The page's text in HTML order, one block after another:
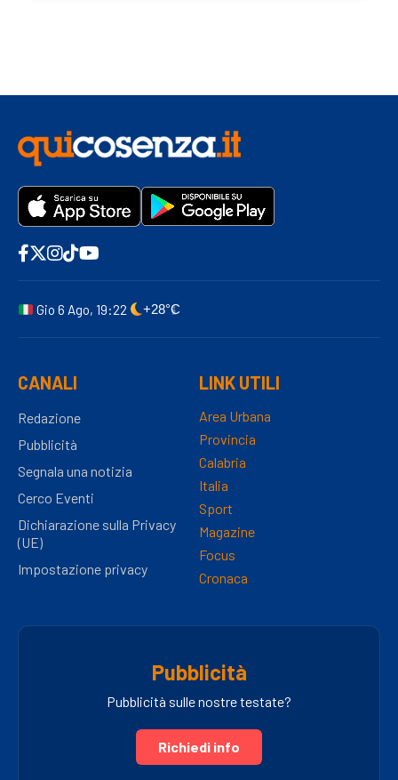
Gio 6 Ago, 19:22 +28°C
CANALI
Redazione
Pubblicità
Segnala una notizia
Cerco Eventi
Dichiarazione sulla Privacy
(UE)
Impostazione privacy
LINK UTILI
Area Urbana
Provincia
Calabria
Italia
Sport
Magazine
Focus
Cronaca
Pubblicità
Pubblicità sulle nostre testate?
Richiedi info